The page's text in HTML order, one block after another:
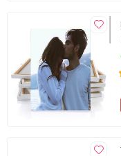
Kanvas
Kanvas
üzerine
kasnaklar
hazırlanan
online